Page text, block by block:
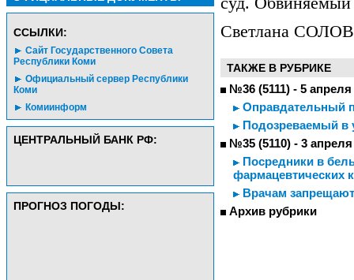
CСЫЛКИ:
Сайт Государственного Совета
Республики Коми
Официальный сервер Республики
Коми
Комиинформ
ЦЕНТРАЛЬНЫЙ БАНК РФ:
ПРОГНОЗ ПОГОДЫ:
Светлана
ТАКЖЕ В РУБРИКЕ
№36 (5111) - 5 апреля
Оправдательный
Подозреваемый в
№35 (5110) - 3 апреля
Посредники в
фармацевтических
Врачам
Архив рубрики